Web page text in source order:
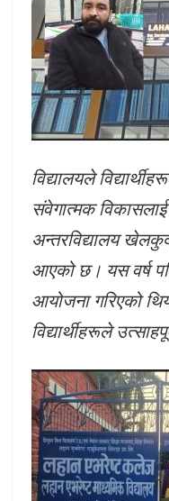
विद्यालयले
संवेगात्मक विकासलाई
अन्तरविद्यालय
आएको छ। यस वर्ष
आयोजना गरिएको
विद्यार्थीहरूले